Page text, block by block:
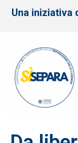
Una iniziativa